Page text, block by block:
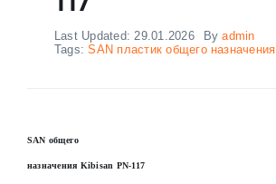
Last Updated: 29.01.2026 Byadmin
Tags:SAN пластик общего назначения
SAN общего
назначения Kibisan PN-117